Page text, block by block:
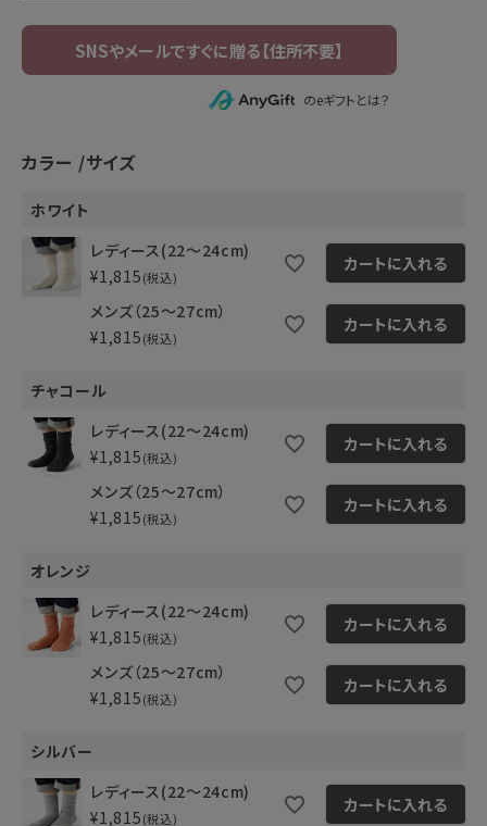
のeギフトとは？
カラー サイズ
ホワイト
レディース(22～24cm)
¥1,815 税込
カートに入れる
メンズ（25～27cm）
¥1,815 税込
カートに入れる
チャコール
レディース(22～24cm)
¥1,815 税込
カートに入れる
メンズ（25～27cm）
¥1,815 税込
カートに入れる
オレンジ
レディース(22～24cm)
¥1,815 税込
カートに入れる
メンズ（25～27cm）
¥1,815 税込
カートに入れる
シルバー
レディース(22～24cm)
¥1,815 税込
カートに入れる